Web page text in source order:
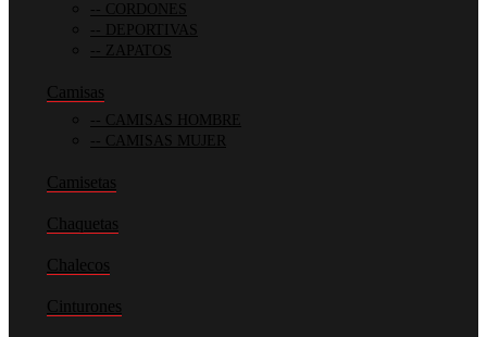
CORDONES
DEPORTIVAS
ZAPATOS
Camisas
CAMISAS HOMBRE
CAMISAS MUJER
Camisetas
Chaquetas
Chalecos
Cinturones